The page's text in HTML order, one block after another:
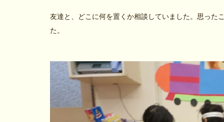
友達と、どこに何を置くか相談していました。思った
た。